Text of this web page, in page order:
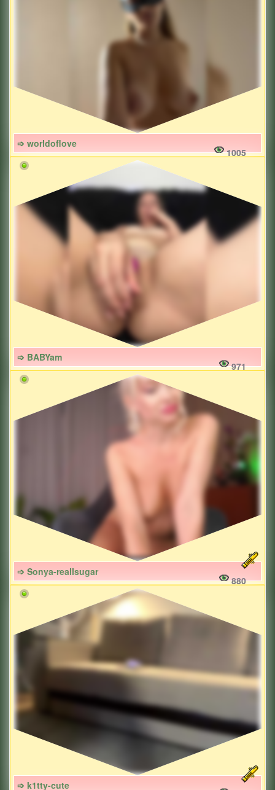
➩ worldoflove
1005
➩ BABYam
971
➩ Sonya-reallsugar
880
➩ k1tty-cute